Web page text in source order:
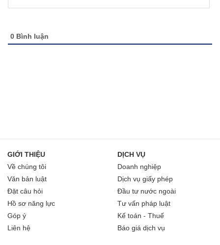
0 Bình luận
GIỚI THIỆU
Về chúng tôi
Văn bản luật
Đặt câu hỏi
Hồ sơ năng lực
Góp ý
Liên hệ
DỊCH VỤ
Doanh nghiệp
Dịch vụ giấy phép
Đầu tư nước ngoài
Tư vấn pháp luật
Kế toán - Thuế
Báo giá dịch vụ